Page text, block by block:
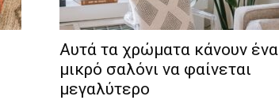
Αυτά τα χρώματα κάνουν ένα
μικρό σαλόνι να φαίνεται
μεγαλύτερο